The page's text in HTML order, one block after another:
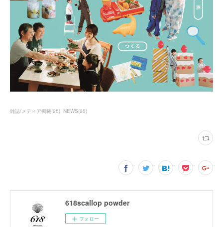
雑誌/メディア掲載(25) NEWS(25)
618scallop powder
フォロー